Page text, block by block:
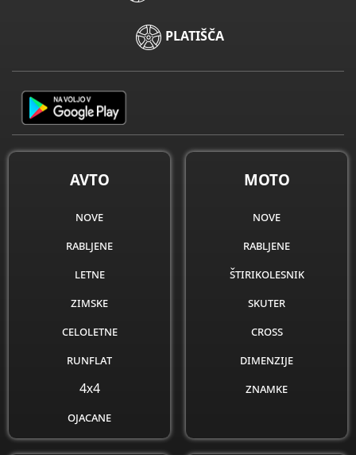
PLATIŠČA
AVTO
nove
rabljene
letne
zimske
celoletne
runflat
4x4
ojacane
obnovljene
MOTO
nove
rabljene
štirikolesnik
skuter
cross
dimenzije
znamke